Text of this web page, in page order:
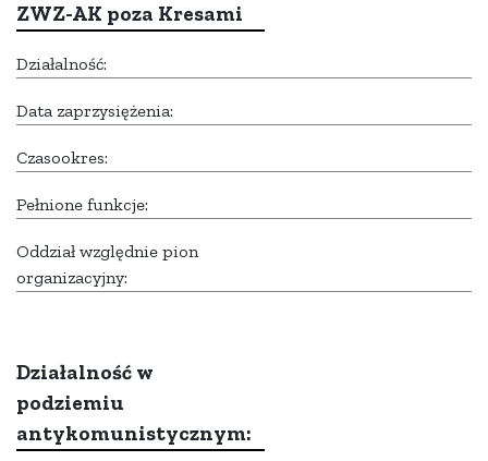
ZWZ-AK poza Kresami
Działalność:
Data zaprzysiężenia:
Czasookres:
Pełnione funkcje:
Oddział względnie pion
organizacyjny:
Działalność w
podziemiu
antykomunistycznym: